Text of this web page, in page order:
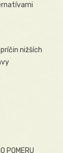
nižších
POMERU